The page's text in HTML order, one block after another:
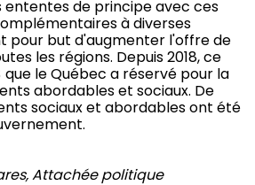
ententes de principe avec ces
à diverses
pour but d'augmenter l'offre de
les régions. Depuis 2018, ce
que le Québec a réservé pour la
abordables et sociaux. De
sociaux et abordables ont été
Attachée politique